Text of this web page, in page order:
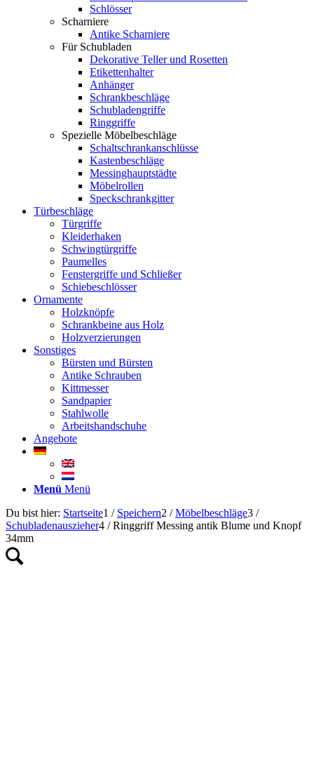
Schlösser
Scharniere
Antike Scharniere
Für Schubladen
Dekorative Teller und Rosetten
Etikettenhalter
Anhänger
Schrankbeschläge
Schubladengriffe
Ringgriffe
Spezielle Möbelbeschläge
Schaltschrankanschlüsse
Kastenbeschläge
Messinghauptstädte
Möbelrollen
Speckschrankgitter
Türbeschläge
Türgriffe
Kleiderhaken
Schwingtürgriffe
Paumelles
Fenstergriffe und Schließer
Schiebeschlösser
Ornamente
Holzknöpfe
Schrankbeine aus Holz
Holzverzierungen
Sonstiges
Bürsten und Bürsten
Antike Schrauben
Kittmesser
Sandpapier
Stahlwolle
Arbeitshandschuhe
Angebote
Menü Menü
Du bist hier: Startseite1 / Speichern2 / Möbelbeschläge3 /
Schubladenauszieher4 / Ringgriff Messing antik Blume und Knopf
34mm